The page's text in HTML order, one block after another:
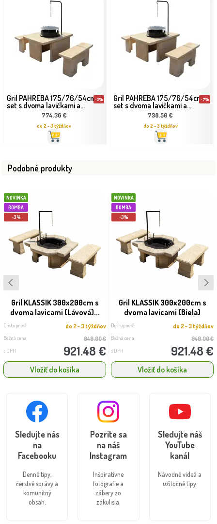
Gril PAHREBA 175/76/54cm
set s dvoma lavičkami a...
-3%
774.36 €
do 2 - 3 týždňov
Gril PAHREBA 175/76/54cm
set s dvoma lavičkami a...
-7%
738.50 €
do 2 - 3 týždňov
Podobné produkty
NOVINKA
BOMBA
-3%
Gril KLASSIK 300x200cm s
dvoma lavicami (Lávová)...
Dostupnosť: do 2 - 3 týždňov
Bežná cena 949.00 €
s DPH 921.48 €
Vložiť do košíka
NOVINKA
BOMBA
-3%
Gril KLASSIK 300x200cm s
dvoma lavicami (Biela)
Dostupnosť: do 2 - 3 týždňov
Bežná cena 949.00 €
s DPH 921.48 €
Vložiť do košíka
Sledujte nás
na
Facebooku
Denné tipy,
čerstvé správy a
komunitný
obsah.
Pozrite sa
na náš
Instagram
Inšpiratívne
fotografie a
zábery zo
zákulisia.
Sledujte náš
YouTube
kanál
Návodné videá a
užitočné tipy.